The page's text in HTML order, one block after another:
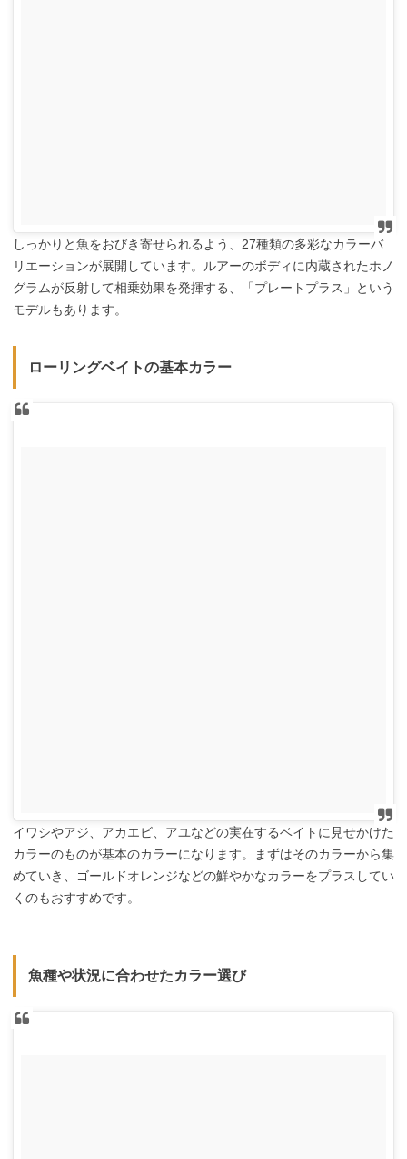
しっかりと魚をおびき寄せられるよう、27種類の多彩なカラーバ
リエーションが展開しています。ルアーのボディに内蔵されたホノ
グラムが反射して相乗効果を発揮する、「プレートプラス」という
モデルもあります。
ローリングベイトの基本カラー
イワシやアジ、アカエビ、アユなどの実在するベイトに見せかけた
カラーのものが基本のカラーになります。まずはそのカラーから集
めていき、ゴールドオレンジなどの鮮やかなカラーをプラスしてい
くのもおすすめです。
魚種や状況に合わせたカラー選び